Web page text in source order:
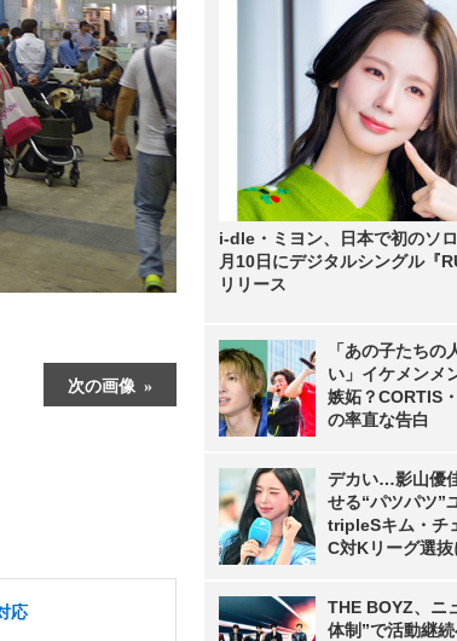
次の画像
応
i-dle・ミヨン、日本で初のソ
月10日にデジタルシングル『
リリース
「あの子たちの
い」イケメンメ
嫉妬？CORTIS
の率直な告白
デカい…影山優
せる“パツパツ”
tripleSキム・チ
C対Kリーグ選
THE BOYZ、ニ
体制”で活動継